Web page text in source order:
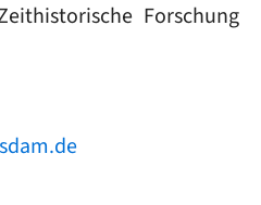
Forschung